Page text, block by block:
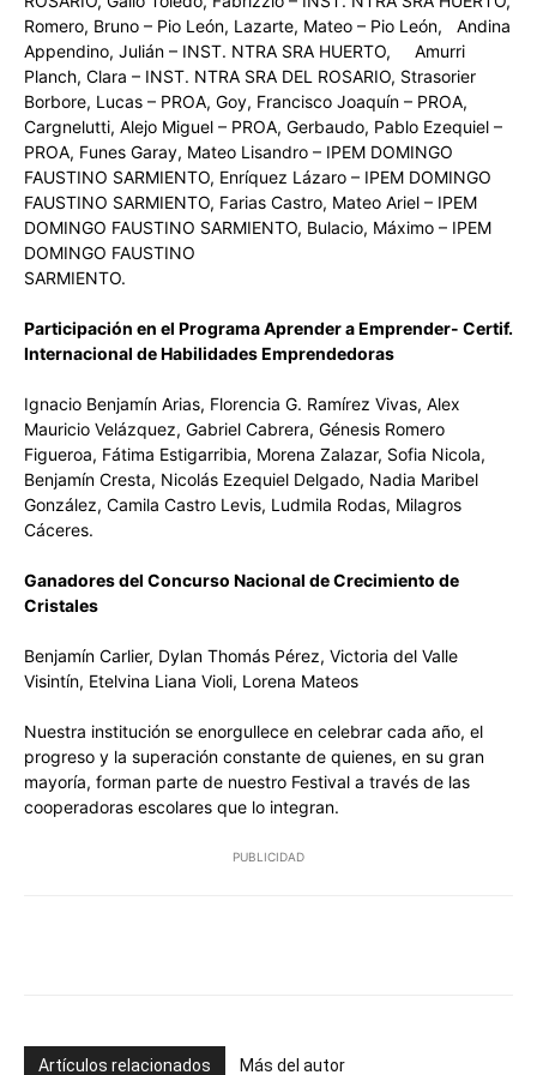
Romero, Bruno – Pio León, Lazarte, Mateo – Pio León, Andina
Appendino, Julián – INST. NTRA SRA HUERTO, Amurri
Planch, Clara – INST. NTRA SRA DEL ROSARIO, Strasorier
Borbore, Lucas – PROA, Goy, Francisco Joaquín – PROA,
Cargnelutti, Alejo Miguel – PROA, Gerbaudo, Pablo Ezequiel –
PROA, Funes Garay, Mateo Lisandro – IPEM DOMINGO
FAUSTINO SARMIENTO, Enríquez Lázaro – IPEM DOMINGO
FAUSTINO SARMIENTO, Farias Castro, Mateo Ariel – IPEM
DOMINGO FAUSTINO SARMIENTO, Bulacio, Máximo – IPEM
DOMINGO FAUSTINO
SARMIENTO.
Participación en el Programa Aprender a Emprender- Certif.
Internacional de Habilidades Emprendedoras
Ignacio Benjamín Arias, Florencia G. Ramírez Vivas, Alex
Mauricio Velázquez, Gabriel Cabrera, Génesis Romero
Figueroa, Fátima Estigarribia, Morena Zalazar, Sofia Nicola,
Benjamín Cresta, Nicolás Ezequiel Delgado, Nadia Maribel
González, Camila Castro Levis, Ludmila Rodas, Milagros
Cáceres.
Ganadores del Concurso Nacional de Crecimiento de
Cristales
Benjamín Carlier, Dylan Thomás Pérez, Victoria del Valle
Visintín, Etelvina Liana Violi, Lorena Mateos
Nuestra institución se enorgullece en celebrar cada año, el
progreso y la superación constante de quienes, en su gran
mayoría, forman parte de nuestro Festival a través de las
cooperadoras escolares que lo integran.
PUBLICIDAD
Artículos relacionados Más del autor